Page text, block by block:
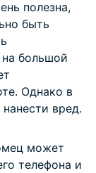
полезна,
быть
большой
Однако в
вред.
может
телефона и